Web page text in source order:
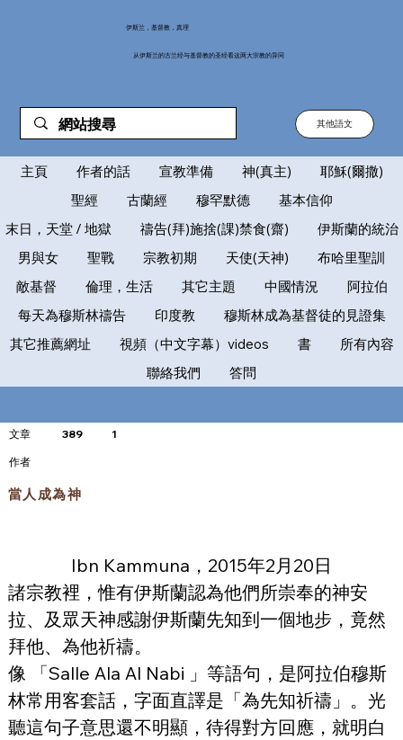
伊斯兰，基督教，真理
从伊斯兰的古兰经与基督教的圣经看这两大宗教的异同
其他語文
主頁 作者的話 宣教準備 神(真主)
耶穌(爾撒)
聖經
古蘭經 穆罕默德
基本信仰
末日，天堂 / 地獄
禱告(拜)施捨(課)禁食(齋)
伊斯蘭的統治
男與女
聖戰 宗教初期 天使(天神)
布哈里聖訓
敵基督
倫理，生活 其它主題 中國情況
阿拉伯
每天為穆斯林禱告
印度教
穆斯林成為基督徒的見證集
其它推薦網址
視頻（中文字幕）videos 書
所有內容
聯絡我們
答問
文章 389 1
​作者
當人成為神
Ibn Kammuna，2015年2月20日
諸宗教裡，惟有伊斯蘭認為他們所崇奉的神安
拉、及眾天神感謝伊斯蘭先知到一個地步，竟然
拜他、為他祈禱。
像 「Salle Ala Al Nabi 」等語句，是阿拉伯穆斯
林常用客套話，字面直譯是「為先知祈禱」。光
聽這句子意思還不明顯，待得對方回應，就明白